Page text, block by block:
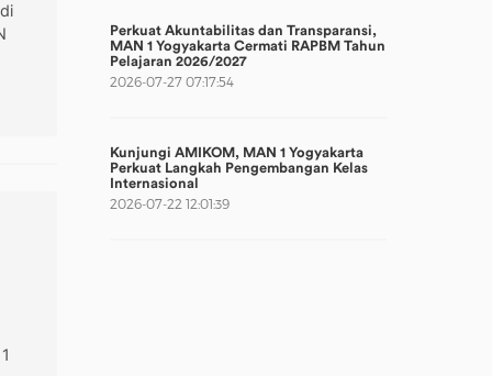
Perkuat Akuntabilitas dan Transparansi,
MAN 1 Yogyakarta Cermati RAPBM Tahun
Pelajaran 2026/2027
2026-07-27 07:17:54
Kunjungi AMIKOM, MAN 1 Yogyakarta
Perkuat Langkah Pengembangan Kelas
Internasional
2026-07-22 12:01:39